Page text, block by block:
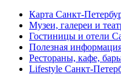
Карта Санкт-
Музеи, галереи и
Гостиницы и отели
Полезная
Рестораны, кафе,
Lifestyle Санкт-